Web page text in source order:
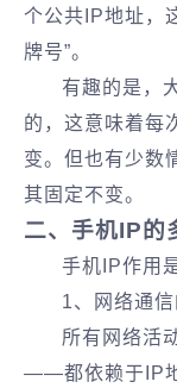
个公共IP地址，
牌号”。
有趣的是，
的，这意味着每
变。但也有少数
其固定不变。
二、手机IP的
手机IP作用
1、网络通
所有网络活
——都依赖于IP地